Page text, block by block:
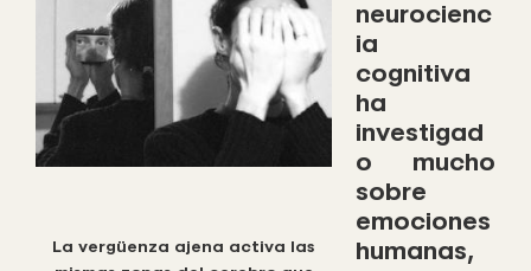
La vergüenza ajena activa las
neurocienc
ia
cognitiva
ha
investigad
o mucho
sobre
emociones
humanas,